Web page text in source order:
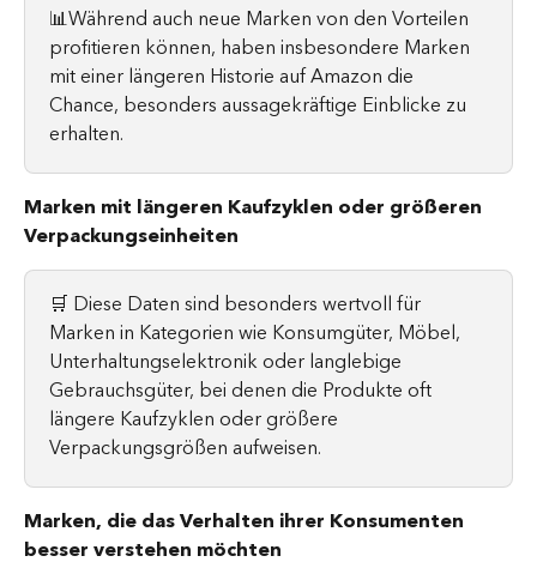
📊Während auch neue Marken von den Vorteilen
profitieren können, haben insbesondere Marken
mit einer längeren Historie auf Amazon die
Chance, besonders aussagekräftige Einblicke zu
erhalten.
Marken mit längeren Kaufzyklen oder größeren
Verpackungseinheiten
🛒 Diese Daten sind besonders wertvoll für
Marken in Kategorien wie Konsumgüter, Möbel,
Unterhaltungselektronik oder langlebige
Gebrauchsgüter, bei denen die Produkte oft
längere Kaufzyklen oder größere
Verpackungsgrößen aufweisen.
Marken, die das Verhalten ihrer Konsumenten
besser verstehen möchten